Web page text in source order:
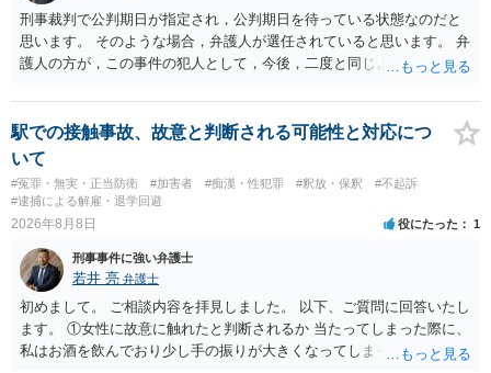
ません。したがって，自分が犯人であるとされることはないのです。
ですから，相談者の場合は，大丈夫です。安心してください。それで
は，①～③に答えます。 ①について 腕の動き，女性への向かい方をみ
れば，酔っていて偶然の出来事か，意図的に偶然を装うように触った
のかは，わかります。触る瞬間ではなくて，触るまでの状況の方が重
要です。酔っていてふらついていたのであれば，そのときだけふらつ
いているわけではありません。腕の振り方も，そのときだけ偶然大き
くなるわけではありません。ですから，本件では，意図的だと疑われ
ることはないと思います。その雰囲気は，当たってしまった女性にも
伝わっていたのでしょう。ですから大丈夫です。なお，故意は，主観
面の話なので，防犯カメラの映像で決められることはありません。本
人の話（故意を否認する話）が実際の状況と矛盾しないかだけの話で
す。 ②について 犯人性が特定できませんから，逮捕や呼出の可能性は
ないと思います。 ③について ②がないので，③はそもそもないことが
前提なので，期間も考えなくて大丈夫です。 というわけで，本件は大
丈夫ですから，今後，同じような不安に襲われることがないように気
をつけてくださいね。それが一番大事です。
刑事裁判で公判期日が指定され，公判期日を待っている状態なのだと
思います。 そのような場合，弁護人が選任されていると思います。 弁
護人の方が，この事件の犯人として，今後，二度と同じような犯罪を
いかアドバイスしてくれると思います。そして，書いた内容は，被告
人質問などで活用されることになると思います。 裁判のためだけに記
録するわけではないかもしれませんが，「裁判において証拠として利
用できる可能性があれば」と考えているのであれば，本件について証
拠も見て内容を把握している，弁護人の方と相談して書く内容を打ち
合わせて進めるのが，裁判の観点では一番効果的だと思います。 適応
状に関しての話になると思いますので，弁護人の方と相談してみまし
ょう。
駅での接触事故、故意と判断される可能性と対応につ
いて
#冤罪・無実・正当防衛 #加害者 #痴漢・性犯罪 #釈放・保釈
#不起訴
#逮捕による解雇・退学回避
2026年8月8日 役にたった 1
刑事事件に強い弁護士
若井 亮 弁護士
初めまして。 ご相談内容を拝見しました。 以下、ご質問に回答いたし
ます。 ①女性に故意に触れたと判断されるか 当たってしまった際に、
私はお酒を飲んでおり少し手の振りが大きくなってしまっていたこと